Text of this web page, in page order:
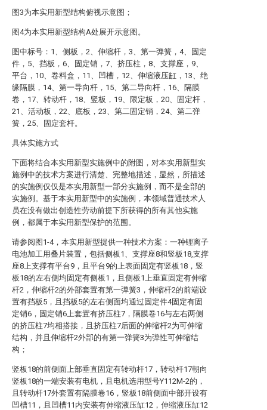
图3为本实用新型结构俯视示意图；
图4为本实用新型结构A处展开示意图。
图中标号：1、侧板，2、伸缩杆，3、第一弹簧，4、固定
件，5、挡板，6、固定销，7、挤压柱，8、支撑座，9、
平台，10、卷料盒，11、凹槽，12、伸缩液压缸，13、绝
缘隔膜，14、第一导向杆，15、第二导向杆，16、隔膜
卷，17、转动杆，18、竖板，19、限定板，20、固定杆，
21、活动板，22、底板，23、第二固定销，24、第二弹
簧，25、固定套杆。
具体实施方式
下面将结合本实用新型实施例中的附图，对本实用新型实
施例中的技术方案进行清楚、完整地描述，显然，所描述
的实施例仅仅是本实用新型一部分实施例，而不是全部的
实施例。基于本实用新型中的实施例，本领域普通技术人
员在没有做出创造性劳动前提下所获得的所有其他实施
例，都属于本实用新型保护的范围。
请参阅图1-4，本实用新型提供一种技术方案：一种锂离子
电池加工用叠片装置，包括侧板1、支撑座8和竖板18,支撑
座8上支撑有平台9，且平台9的上表面固定有竖板18，竖
板18的左右侧均固定有侧板1，且侧板1上垂直固定有伸缩
杆2，伸缩杆2的外部套置有第一弹簧3，伸缩杆2的前端设
置有挡板5，且挡板5的左右侧面均通过固定件4固定有固
定销6，固定销6上套置有挤压柱7，隔膜卷16与左右两侧
的挤压柱7均相搭接，且挤压柱7后面的伸缩杆2为可伸缩
结构，并且伸缩杆2外部的有第一弹簧3为弹性可伸缩结
构；
竖板18的前侧面上部垂直固定有转动杆17，转动杆17朝向
竖板18的一端安装有电机，且电机选用型号Y112M-2的，
且转动杆17外套置有隔膜卷16，竖板18前侧面中部开设有
凹槽11，且凹槽11内安装有伸缩液压缸12，伸缩液压缸12